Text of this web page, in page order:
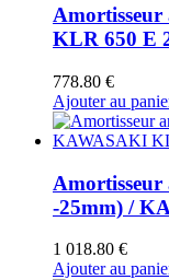
KLR 650 E
778.80 €
Ajouter au
-25mm) /
1 018.80 €
Ajouter au